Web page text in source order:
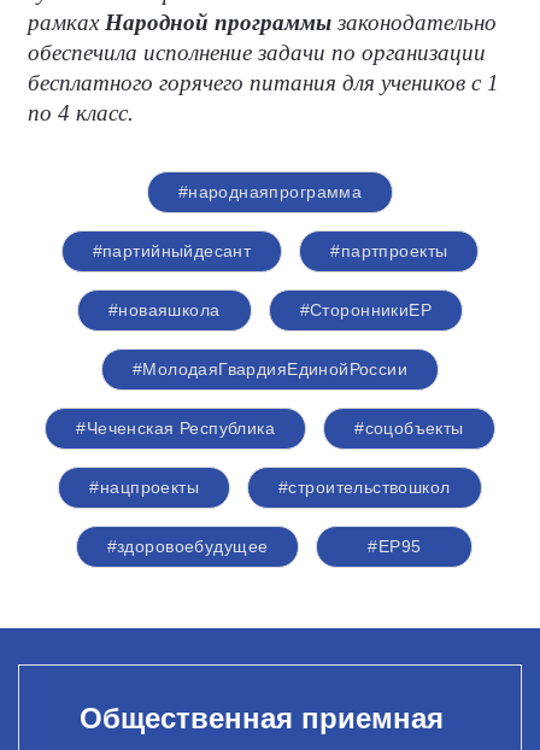
рамках Народной программызаконодательно
обеспечила исполнение задачи по организации
бесплатного горячего питания для учеников с 1
по 4 класс.
#народнаяпрограмма
#партийныйдесант #партпроекты
#новаяшкола #СторонникиЕР
#МолодаяГвардияЕдинойРоссии
#Чеченская Республика #соцобъекты
#нацпроекты #строительствошкол
#здоровоебудущее #ЕР95
Общественная приемная